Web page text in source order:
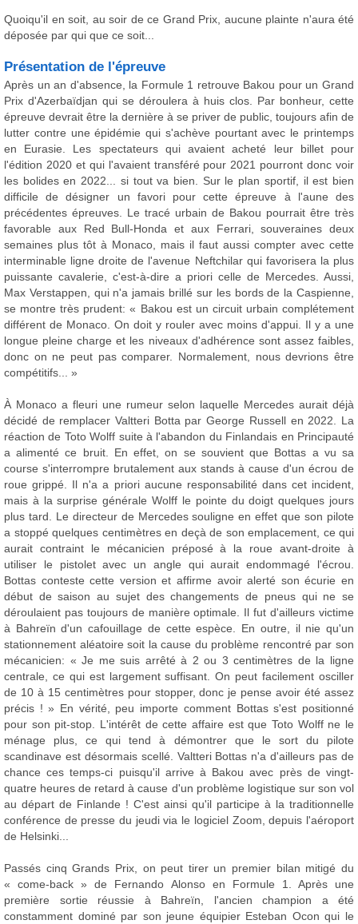
Quoiqu'il en soit, au soir de ce Grand Prix, aucune plainte n'aura été
déposée par qui que ce soit...
Présentation de l'épreuve
Après un an d'absence, la Formule 1 retrouve Bakou pour un Grand
Prix d'Azerbaïdjan qui se déroulera à huis clos. Par bonheur, cette
épreuve devrait être la dernière à se priver de public, toujours afin de
lutter contre une épidémie qui s'achève pourtant avec le printemps
en Eurasie. Les spectateurs qui avaient acheté leur billet pour
l'édition 2020 et qui l'avaient transféré pour 2021 pourront donc voir
les bolides en 2022... si tout va bien. Sur le plan sportif, il est bien
difficile de désigner un favori pour cette épreuve à l'aune des
précédentes épreuves. Le tracé urbain de Bakou pourrait être très
favorable aux Red Bull-Honda et aux Ferrari, souveraines deux
semaines plus tôt à Monaco, mais il faut aussi compter avec cette
interminable ligne droite de l'avenue Neftchilar qui favorisera la plus
puissante cavalerie, c'est-à-dire a priori celle de Mercedes. Aussi,
Max Verstappen, qui n'a jamais brillé sur les bords de la Caspienne,
se montre très prudent: « Bakou est un circuit urbain complétement
différent de Monaco. On doit y rouler avec moins d'appui. Il y a une
longue pleine charge et les niveaux d'adhérence sont assez faibles,
donc on ne peut pas comparer. Normalement, nous devrions être
compétitifs... »
À Monaco a fleuri une rumeur selon laquelle Mercedes aurait déjà
décidé de remplacer Valtteri Botta par George Russell en 2022. La
réaction de Toto Wolff suite à l'abandon du Finlandais en Principauté
a alimenté ce bruit. En effet, on se souvient que Bottas a vu sa
course s'interrompre brutalement aux stands à cause d'un écrou de
roue grippé. Il n'a a priori aucune responsabilité dans cet incident,
mais à la surprise générale Wolff le pointe du doigt quelques jours
plus tard. Le directeur de Mercedes souligne en effet que son pilote
a stoppé quelques centimètres en deçà de son emplacement, ce qui
aurait contraint le mécanicien préposé à la roue avant-droite à
utiliser le pistolet avec un angle qui aurait endommagé l'écrou.
Bottas conteste cette version et affirme avoir alerté son écurie en
début de saison au sujet des changements de pneus qui ne se
déroulaient pas toujours de manière optimale. Il fut d'ailleurs victime
à Bahreïn d'un cafouillage de cette espèce. En outre, il nie qu'un
stationnement aléatoire soit la cause du problème rencontré par son
mécanicien: « Je me suis arrêté à 2 ou 3 centimètres de la ligne
centrale, ce qui est largement suffisant. On peut facilement osciller
de 10 à 15 centimètres pour stopper, donc je pense avoir été assez
précis ! » En vérité, peu importe comment Bottas s'est positionné
pour son pit-stop. L'intérêt de cette affaire est que Toto Wolff ne le
ménage plus, ce qui tend à démontrer que le sort du pilote
scandinave est désormais scellé. Valtteri Bottas n'a d'ailleurs pas de
chance ces temps-ci puisqu'il arrive à Bakou avec près de vingt-
quatre heures de retard à cause d'un problème logistique sur son vol
au départ de Finlande ! C'est ainsi qu'il participe à la traditionnelle
conférence de presse du jeudi via le logiciel Zoom, depuis l'aéroport
de Helsinki...
Passés cinq Grands Prix, on peut tirer un premier bilan mitigé du
« come-back » de Fernando Alonso en Formule 1. Après une
première sortie réussie à Bahreïn, l'ancien champion a été
constamment dominé par son jeune équipier Esteban Ocon qui le